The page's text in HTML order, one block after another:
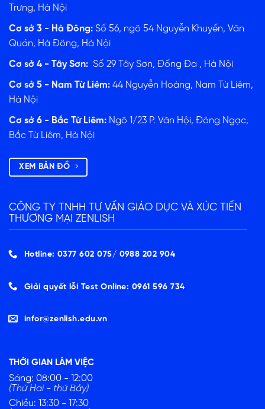
Trưng, Hà Nội
Cơ sở 3 - Hà Đông: Số 56, ngõ 54 Nguyễn Khuyến, Văn
Quán, Hà Đông, Hà Nội
Cơ sở 4 - Tây Sơn: Số 29 Tây Sơn, Đống Đa , Hà Nội
Cơ sở 5 - Nam Từ Liêm: 44 Nguyễn Hoàng, Nam Từ Liêm,
Hà Nội
Cơ sở 6 - Bắc Từ Liêm: Ngõ 1/23 P. Văn Hội, Đông Ngạc,
Bắc Từ Liêm, Hà Nội
XEM BẢN ĐỒ
CÔNG TY TNHH TƯ VẤN GIÁO DỤC VÀ XÚC TIẾN
THƯƠNG MẠI ZENLISH
Hotline: 0377 602 075/ ‭0988 202 904‬
Giải quyết lỗi Test Online: 0961 596 734
infor@zenlish.edu.vn
THỜI GIAN LÀM VIỆC
Sáng: 08:00 - 12:00
(Thứ Hai - thứ Bảy)
Chiều: 13:30 - 17:30